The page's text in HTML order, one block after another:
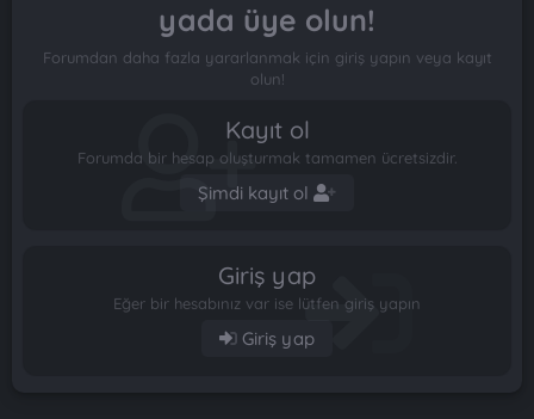
yada üye olun!
Forumdan daha fazla yararlanmak için giriş yapın veya kayıt
olun!
Kayıt ol
Forumda bir hesap oluşturmak tamamen ücretsizdir.
Şimdi kayıt ol
Giriş yap
Eğer bir hesabınız var ise lütfen giriş yapın
Giriş yap